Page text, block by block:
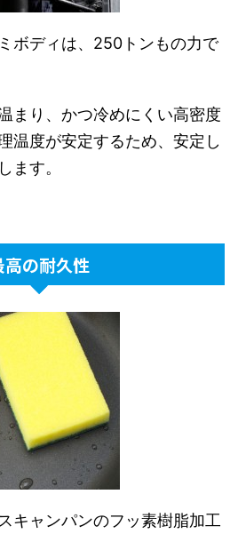
ンドル）
ター 非対応）
ンドル）
ター 非対応）
ンドル）
ター 非対応）
ンドル）
ター 非対応）
ボディは、250トンもの力で
まり、かつ冷めにくい高密度
温度が安定するため、安定し
ます。
高の耐久性
キャンパンのフッ素樹脂加工